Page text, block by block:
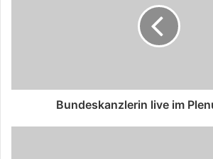
Bundeskanzlerin live im